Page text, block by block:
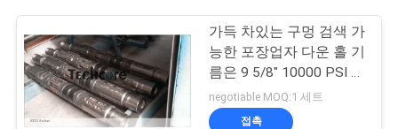
가득 차있는 구멍 검색 가
능한 포장업자 다운 홀 기
름은 9 5/8" 10000 PSI 좋
은 테스트를 도구로 만듭
니다
negotiable MOQ:1 세트
접촉